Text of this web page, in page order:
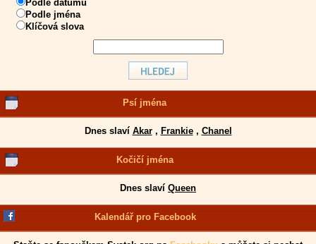
Podle datumu
Podle jména
Klíčová slova
Psí jména
Dnes slaví Akar, Frankie, Chanel
Kočičí jména
Dnes slaví Queen
Kalendář pro Facebook